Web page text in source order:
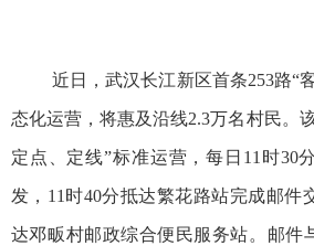
近日，武汉长江新区首条253路“
态化运营，将惠及沿线2.3万名村民。
定点、定线”标准运营，每日11时30
发，11时40分抵达繁花路站完成邮件
达邓畈村邮政综合便民服务站。邮件